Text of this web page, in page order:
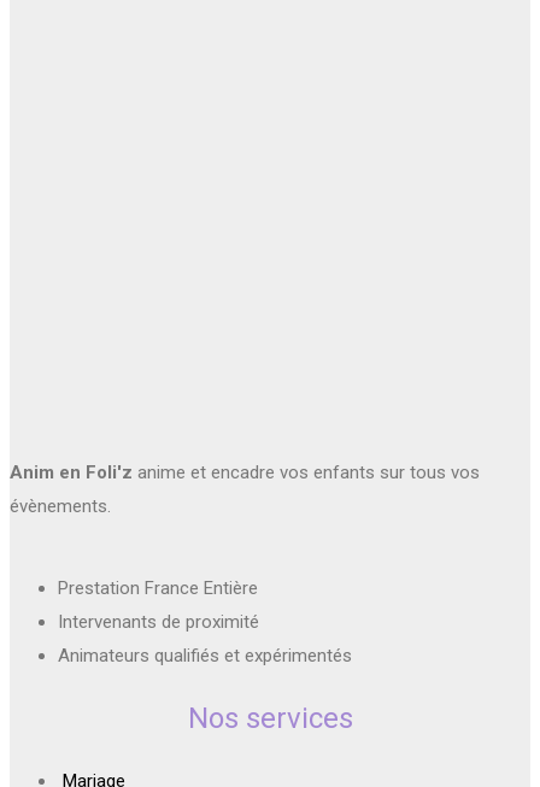
Anim en Foli'z anime et encadre vos enfants sur tous vos
évènements.
Prestation France Entière
Intervenants de proximité
Animateurs qualifiés et expérimentés
Nos services
Mariage